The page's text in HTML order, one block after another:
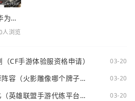
华为玩不了VIVO手游（华为玩不了VIVO手游怎么办）
人浏览
CF手游体验服资格申请） 03-20
容（火影雕像哪个牌子
03-20
英雄联盟手游代练平台哪
03-20